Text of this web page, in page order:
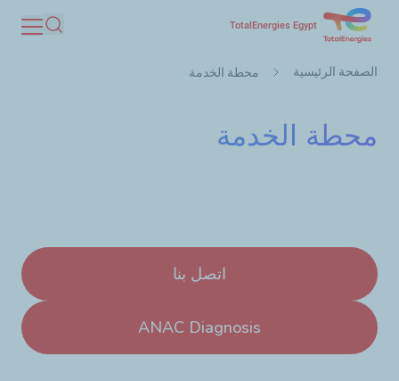
المحتوى
TotalEnergies Egypt
بحث
مسار
الصفحة الرئيسية محطة الخدمة
محطة الخدمة
اتصل بنا
ANAC Diagnosis